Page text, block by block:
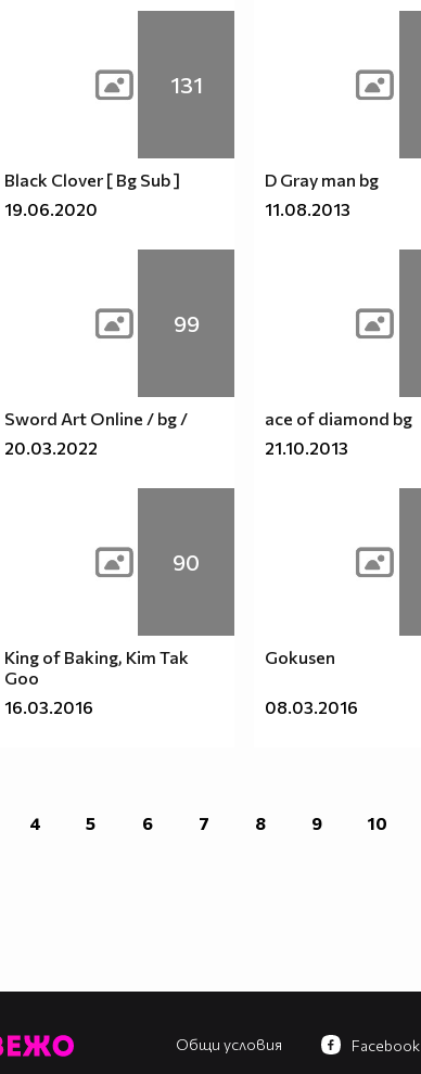
131
Black Clover [ Bg Sub ]
19.06.2020
D Gray man bg
11.08.2013
99
Sword Art Online / bg /
20.03.2022
ace of diamond bg
21.10.2013
90
King of Baking, Kim Tak
Goo
16.03.2016
Gokusen
08.03.2016
4 5 6 7 8 9 10
Общи условия Facebook